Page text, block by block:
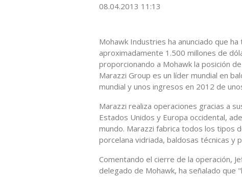
08.04.2013 11:13
Mohawk Industries ha anunciado que
aproximadamente 1.500 millones de
proporcionando a Mohawk la posición
Marazzi Group es un líder mundial en
mundial y unos ingresos en 2012 de
Marazzi realiza operaciones gracias a
Estados Unidos y Europa occidental,
mundo. Marazzi fabrica todos los tipos
porcelana vidriada, baldosas técnicas y
Comentando el cierre de la operación,
delegado de Mohawk, ha señalado que